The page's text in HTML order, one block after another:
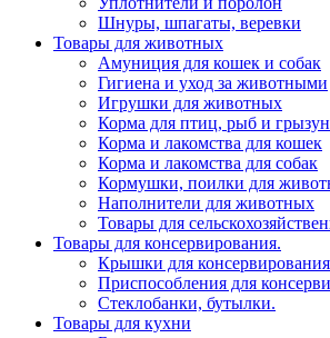
Шнуры, шпагаты, веревки
Товары для животных
Амуниция для кошек и собак
Гигиена и уход за животными
Игрушки для животных
Корма для птиц, рыб и
Корма и лакомства для кошек
Корма и лакомства для собак
Кормушки, поилки для
Наполнители для животных
Товары для
Товары для консервирования.
Крышки для
Приспособления для
Стеклобанки, бутылки.
Товары для кухни